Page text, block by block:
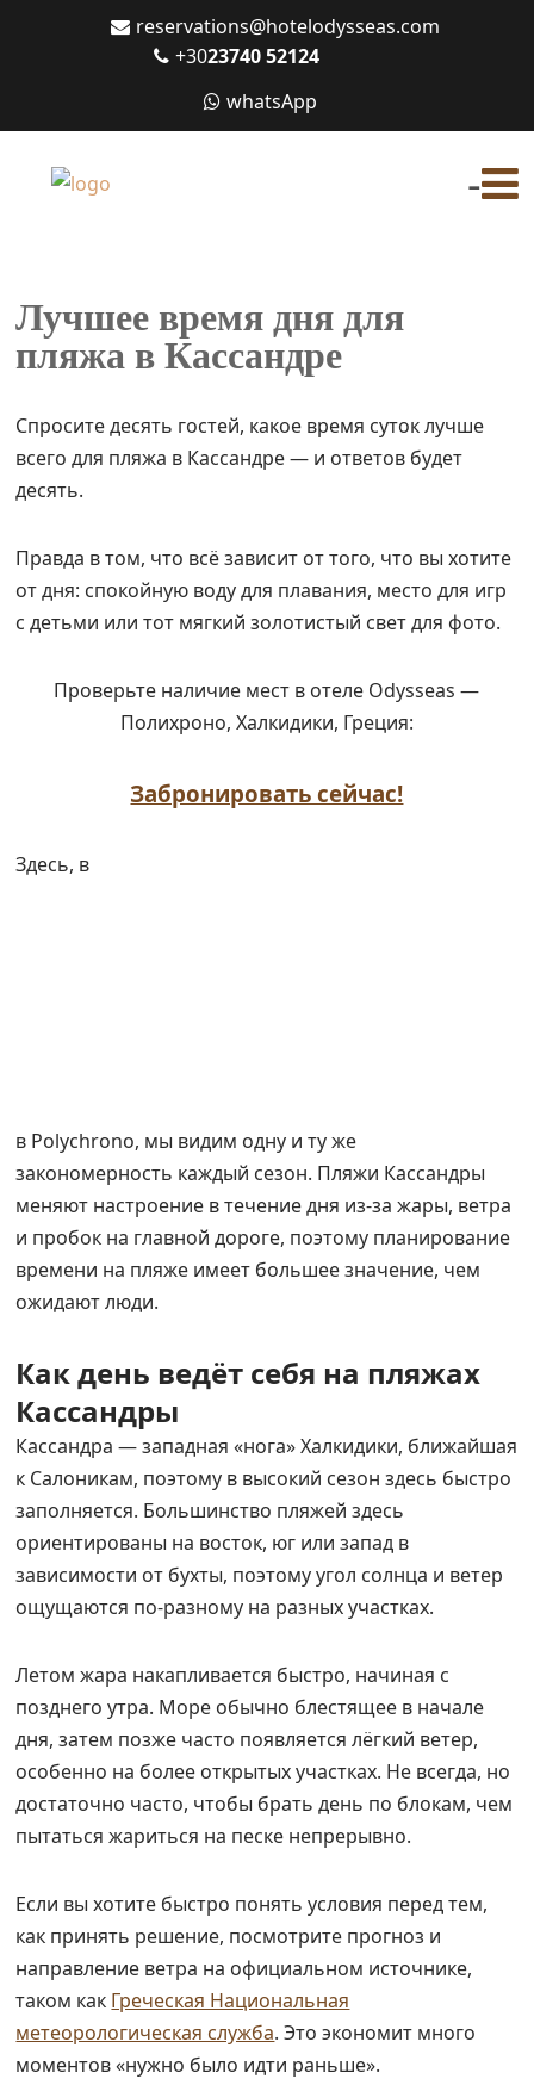
reservations@hotelodysseas.com
+3023740 52124
whatsApp
-
Лучшее время дня для
пляжа в Кассандре
Спросите десять гостей, какое время суток лучше
всего для пляжа в Кассандре — и ответов будет
десять.
Правда в том, что всё зависит от того, что вы хотите
от дня: спокойную воду для плавания, место для игр
с детьми или тот мягкий золотистый свет для фото.
Проверьте наличие мест в отеле Odysseas —
Полихроно, Халкидики, Греция:
Забронировать сейчас!
Здесь, в
в Polychrono, мы видим одну и ту же
закономерность каждый сезон. Пляжи Кассандры
меняют настроение в течение дня из‑за жары, ветра
и пробок на главной дороге, поэтому планирование
времени на пляже имеет большее значение, чем
ожидают люди.
Как день ведёт себя на пляжах
Кассандры
Кассандра — западная «нога» Халкидики, ближайшая
к Салоникам, поэтому в высокий сезон здесь быстро
заполняется. Большинство пляжей здесь
ориентированы на восток, юг или запад в
зависимости от бухты, поэтому угол солнца и ветер
ощущаются по‑разному на разных участках.
Летом жара накапливается быстро, начиная с
позднего утра. Море обычно блестящее в начале
дня, затем позже часто появляется лёгкий ветер,
особенно на более открытых участках. Не всегда, но
достаточно часто, чтобы брать день по блокам, чем
пытаться жариться на песке непрерывно.
Если вы хотите быстро понять условия перед тем,
как принять решение, посмотрите прогноз и
направление ветра на официальном источнике,
таком как Греческая Национальная
метеорологическая служба. Это экономит много
моментов «нужно было идти раньше».